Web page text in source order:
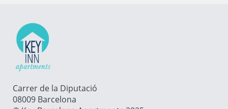
Carrer de la Diputació
08009 Barcelona